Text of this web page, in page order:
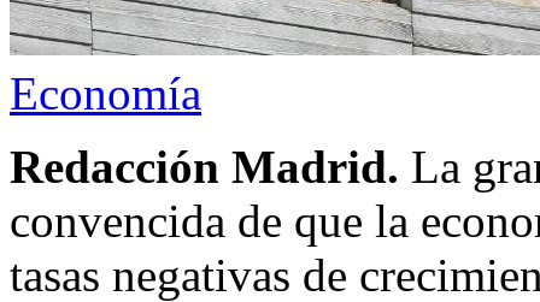
Economía
Redacción Madrid. La
convencida de que la
tasas negativas de